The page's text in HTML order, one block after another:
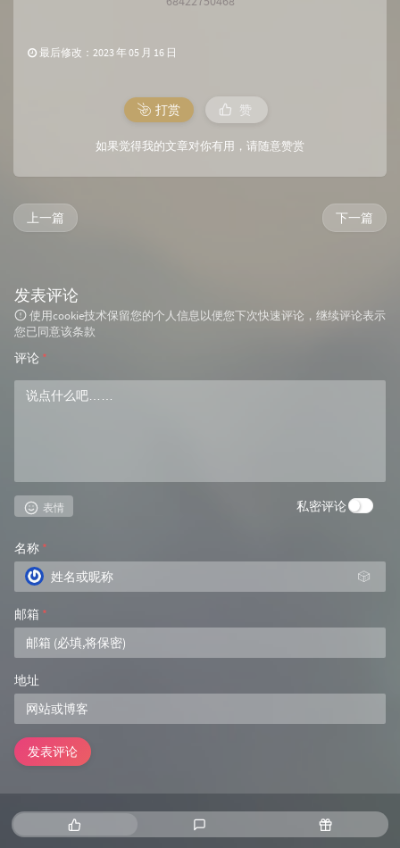
最后修改：2023 年 05 月 16 日
打赏 赞
如果觉得我的文章对你有用，请随意赞赏
下一篇
上一篇
发表评论
使用cookie技术保留您的个人信息以便您下次快速评论，继续评论表示
您已同意该条款
评论 *
表情 私密评论
名称 *
🎲
邮箱 *
地址
发表评论
热
门
新
随
机